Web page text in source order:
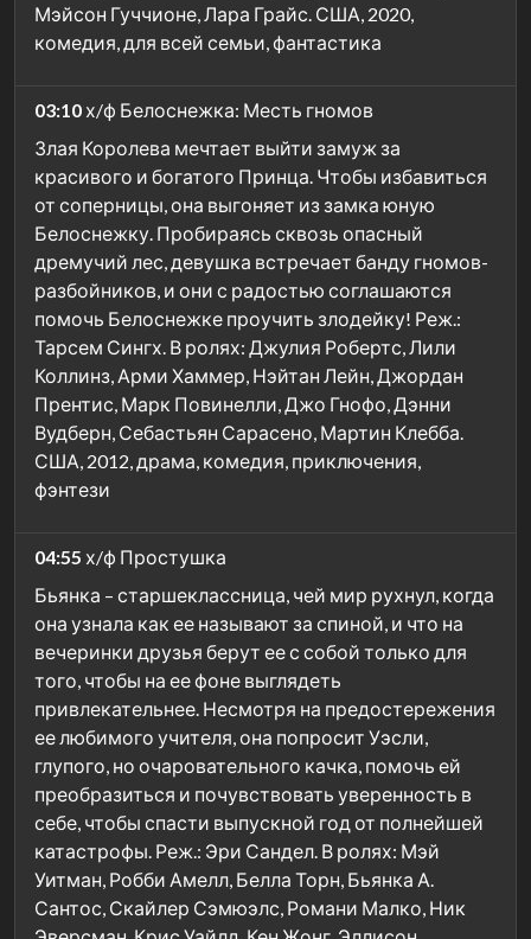
Мэйсон Гуччионе, Лара Грайс. США, 2020,
комедия, для всей семьи, фантастика
03:10 х/ф Белоснежка: Месть гномов
Злая Королева мечтает выйти замуж за
красивого и богатого Принца. Чтобы избавиться
от соперницы, она выгоняет из замка юную
Белоснежку. Пробираясь сквозь опасный
дремучий лес, девушка встречает банду гномов-
разбойников, и они с радостью соглашаются
помочь Белоснежке проучить злодейку! Реж.:
Тарсем Сингх. В ролях: Джулия Робертс, Лили
Коллинз, Арми Хаммер, Нэйтан Лейн, Джордан
Прентис, Марк Повинелли, Джо Гнофо, Дэнни
Вудберн, Себастьян Сарасено, Мартин Клебба.
США, 2012, драма, комедия, приключения,
фэнтези
04:55 х/ф Простушка
Бьянка – старшеклассница, чей мир рухнул, когда
она узнала как ее называют за спиной, и что на
вечеринки друзья берут ее с собой только для
того, чтобы на ее фоне выглядеть
привлекательнее. Несмотря на предостережения
ее любимого учителя, она попросит Уэсли,
глупого, но очаровательного качка, помочь ей
преобразиться и почувствовать уверенность в
себе, чтобы спасти выпускной год от полнейшей
катастрофы. Реж.: Эри Сандел. В ролях: Мэй
Уитман, Робби Амелл, Белла Торн, Бьянка А.
Сантос, Скайлер Сэмюэлс, Романи Малко, Ник